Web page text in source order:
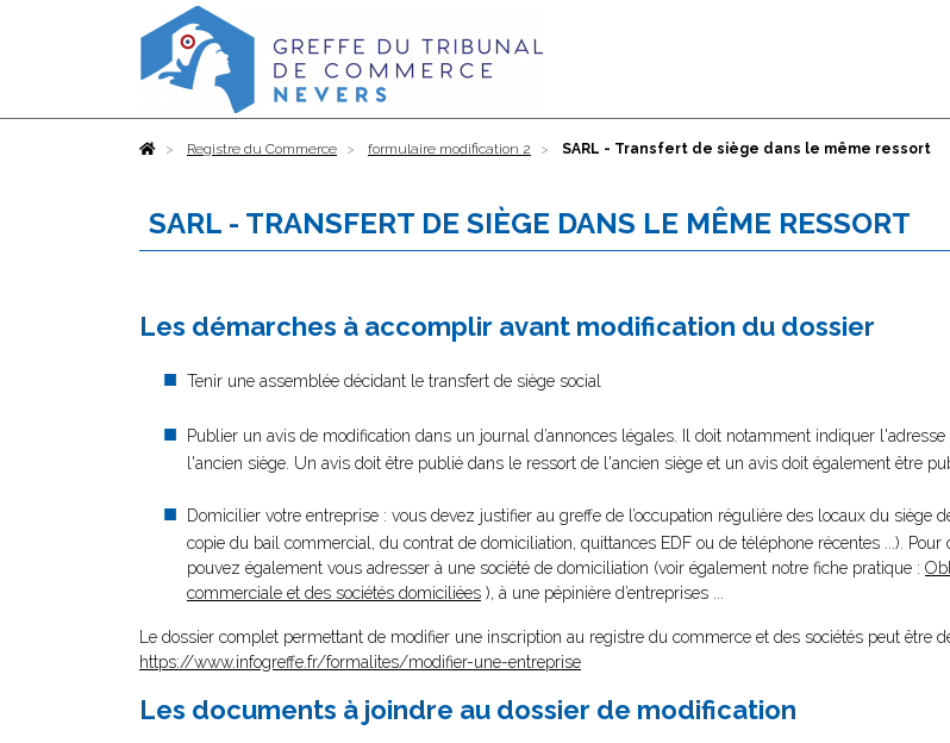
AccueilRegistre du Commerce formulaire modification 2 SARL - Transfert de siège dans le même ressort
SARL - TRANSFERT DE SIÈGE DANS LE MÊME RESSORT
Les démarches à accomplir avant modification du dossier
Tenir une assemblée décidant le transfert de siège social
Publier un avis de modification dans un journal d’annonces légales. Il doit notamment indiquer
l'ancien siège. Un avis doit être publié dans le ressort de l'ancien siège et un avis doit également être
Domicilier votre entreprise : vous devez justifier au greffe de l’occupation régulière des locaux du siège
copie du bail commercial, du contrat de domiciliation, quittances EDF ou de téléphone récentes ...).
pouvez également vous adresser à une société de domiciliation (voir également notre fiche pratique :
commerciale et des sociétés domiciliées ), à une pépinière d’entreprises ...
Le dossier complet permettant de modifier une inscription au registre du commerce et des sociétés peut être
https://www.infogreffe.fr/formalites/modifier-une-entreprise
Les documents à joindre au dossier de modification